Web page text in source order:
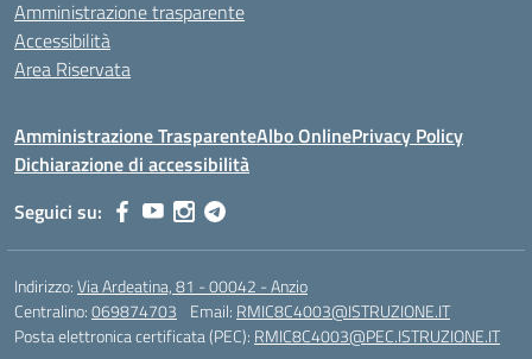
Amministrazione trasparente
Accessibilità
Area Riservata
Amministrazione TrasparenteAlbo OnlinePrivacy Policy
Dichiarazione di accessibilità
Seguici su:
Indirizzo:Via Ardeatina, 81 - 00042 - Anzio
Centralino:069874703 Email: RMIC8C4003@ISTRUZIONE.IT
Posta elettronica certificata (PEC): RMIC8C4003@PEC.ISTRUZIONE.IT